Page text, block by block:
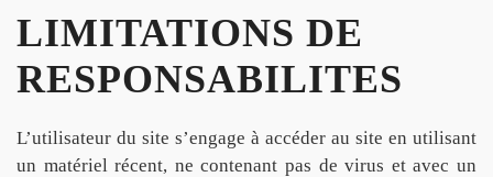
LIMITATIONS DE
RESPONSABILITES
L’utilisateur du site s’engage à accéder au site en utilisant
un matériel récent, ne contenant pas de virus et avec un